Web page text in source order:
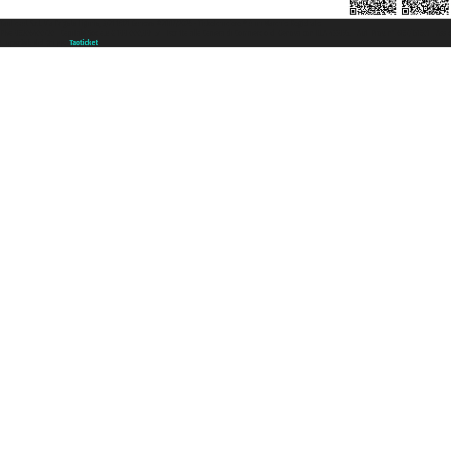
Taoticket